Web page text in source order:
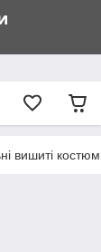
вишиті